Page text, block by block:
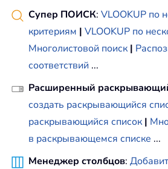
Супер ПОИСК: VLOOKUP по
критериям | VLOOKUP по
Многолистовой поиск |
соответствий ...
Расширенный
создать раскрывающийся
раскрывающийся список |
в раскрывающемся списке ...
Менеджер столбцов: